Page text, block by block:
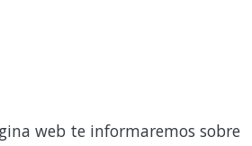
web te informaremos sobre